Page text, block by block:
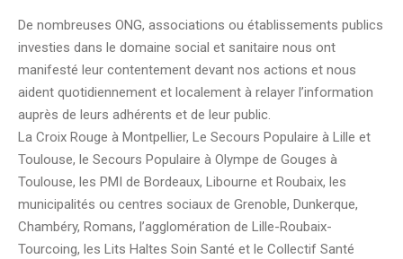
De nombreuses ONG, associations ou établissements publics
investies dans le domaine social et sanitaire nous ont
manifesté leur contentement devant nos actions et nous
aident quotidiennement et localement à relayer l’information
auprès de leurs adhérents et de leur public.
La Croix Rouge à Montpellier, Le Secours Populaire à Lille et
Toulouse, le Secours Populaire à Olympe de Gouges à
Toulouse, les PMI de Bordeaux, Libourne et Roubaix, les
municipalités ou centres sociaux de Grenoble, Dunkerque,
Chambéry, Romans, l’agglomération de Lille-Roubaix-
Tourcoing, les Lits Haltes Soin Santé et le Collectif Santé